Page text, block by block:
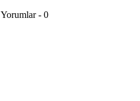
Yorumlar - 0